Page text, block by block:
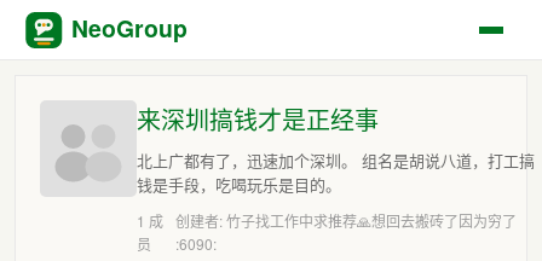
NeoGroup
来深圳搞钱才是正经事
北上广都有了，迅速加个深圳。 组名是胡说八道，打工搞
钱是手段，吃喝玩乐是目的。
1 成
员
创建者: 竹子找工作中求推荐🙏想回去搬砖了因为穷了
:6090: